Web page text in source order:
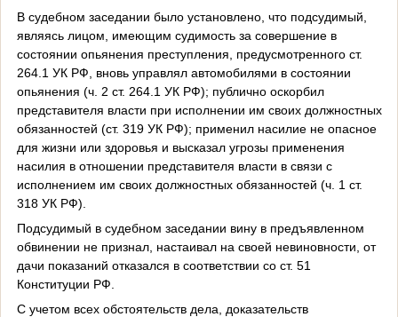
В судебном заседании было установлено, что подсудимый,
являясь лицом, имеющим судимость за совершение в
состоянии опьянения преступления, предусмотренного ст.
264.1 УК РФ, вновь управлял автомобилями в состоянии
опьянения (ч. 2 ст. 264.1 УК РФ); публично оскорбил
представителя власти при исполнении им своих должностных
обязанностей (ст. 319 УК РФ); применил насилие не опасное
для жизни или здоровья и высказал угрозы применения
насилия в отношении представителя власти в связи с
исполнением им своих должностных обязанностей (ч. 1 ст.
318 УК РФ).
Подсудимый в судебном заседании вину в предъявленном
обвинении не признал, настаивал на своей невиновности, от
дачи показаний отказался в соответствии со ст. 51
Конституции РФ.
С учетом всех обстоятельств дела, доказательств